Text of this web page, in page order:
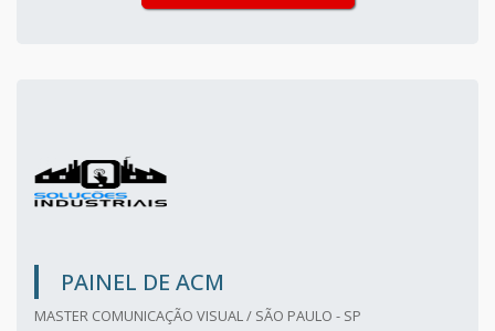
PAINEL DE ACM
MASTER COMUNICAÇÃO VISUAL / SÃO PAULO - SP